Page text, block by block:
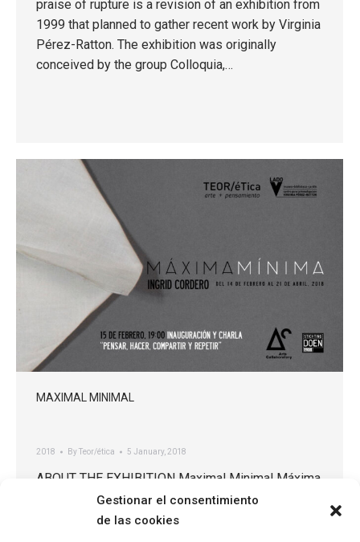
Gestionar el consentimiento
de las cookies
praise of rupture is a revision of an exhibition from
1999 that planned to gather recent work by Virginia
Pérez-Ratton. The exhibition was originally
conceived by the group Colloquia,…
MAXIMAL MINIMAL
2018 ByTeor/ética 5 January, 2018
ABOUT THE EXHIBITION Maximal Minimal Máxima
Mínima (Maximal Minimal) is an alternative system
of production and consumption, built on a series of